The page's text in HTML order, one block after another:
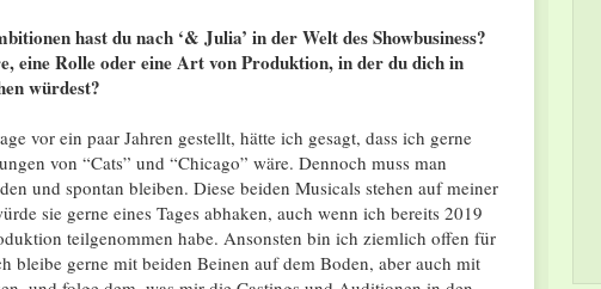
hast du nach ‘& Julia’ in der Welt des Showbusiness?
eine Rolle oder eine Art von Produktion, in der du dich in
würdest?
vor ein paar Jahren gestellt, hätte ich gesagt, dass ich gerne
von “Cats” und “Chicago” wäre. Dennoch muss man
und spontan bleiben. Diese beiden Musicals stehen auf meiner
sie gerne eines Tages abhaken, auch wenn ich bereits 2019
teilgenommen habe. Ansonsten bin ich ziemlich offen für
bleibe gerne mit beiden Beinen auf dem Boden, aber auch mit